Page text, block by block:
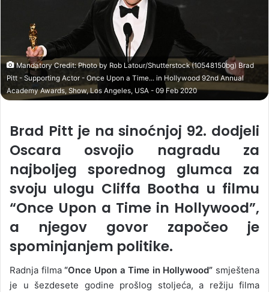
Mandatory Credit: Photo by Rob Latour/Shutterstock (10548150bg) Brad
Pitt - Supporting Actor - Once Upon a Time... in Hollywood 92nd Annual
Academy Awards, Show, Los Angeles, USA - 09 Feb 2020
Brad Pitt je na sinoćnjoj 92. dodjeli
Oscara osvojio nagradu za
najboljeg sporednog glumca za
svoju ulogu Cliffa Bootha u filmu
“Once Upon a Time in Hollywood”,
a njegov govor započeo je
spominjanjem politike.
Radnja filma“Once Upon a Time in Hollywood” smještena
je u šezdesete godine prošlog stoljeća, a režiju filma